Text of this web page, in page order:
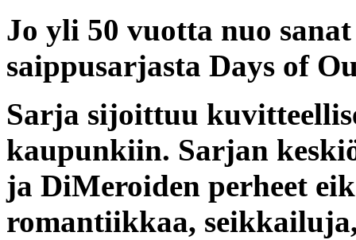
Jo yli 50 vuotta nuo
saippusarjasta Days of
Sarja sijoittuu
kaupunkiin. Sarjan
ja DiMeroiden perheet
romantiikkaa,